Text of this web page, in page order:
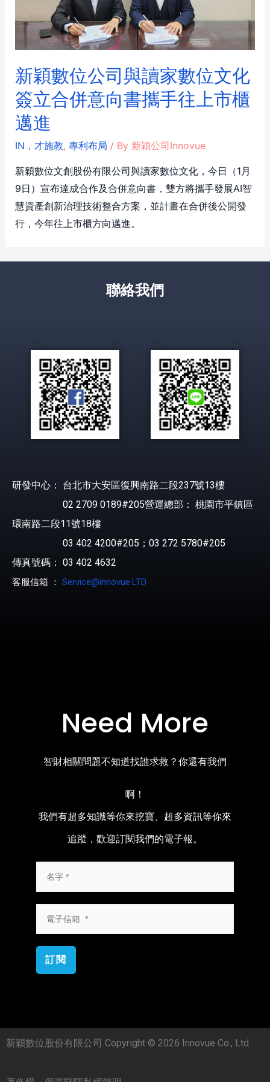
新穎數位公司與讀家數位文化
簽立合併意向書攜手往上市櫃
邁進
IN，才施教, 專利布局 / By 新穎公司Innovue
新穎數位文創股份有限公司與讀家數位文化，今日（1月
9日）宣布達成合作及合併意向書，雙方將攜手發展AI智
慧資產創新治理技術整合方案，並計畫在合併後公開發
行，今年往上市櫃方向邁進。
聯絡我們
研發中心： 台北市大安區復興南路二段237號13樓
02 2709 0189#205營運總部： 桃園市平鎮區
環南路二段11號18樓
03 402 4200#205；03 272 5780#205
傳真號碼： 03 402 4632
客服信箱 ： Service@innovue.LTD
Need More
智財相關問題不知道找誰求救？你還有我們
啊！
我們有超多知識等你來挖寶、超多資訊等你來
追蹤，歡迎訂閱我們的電子報。
訂閱
新穎數位股份有限公司 Copyright © 2026 Innovue Co., Ltd.